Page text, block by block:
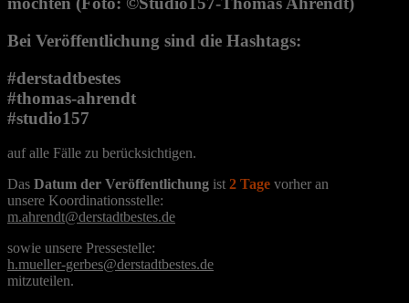
Bei Veröffentlichung sind die Hashtags:
#derstadtbestes
#thomas-ahrendt
#studio157
auf alle Fälle zu berücksichtigen.
Das Datum der Veröffentlichung ist 2 Tage vorher an
unsere Koordinationsstelle:
m.ahrendt@derstadtbestes.de
sowie unsere Pressestelle:
h.mueller-gerbes@derstadtbestes.de
mitzuteilen.